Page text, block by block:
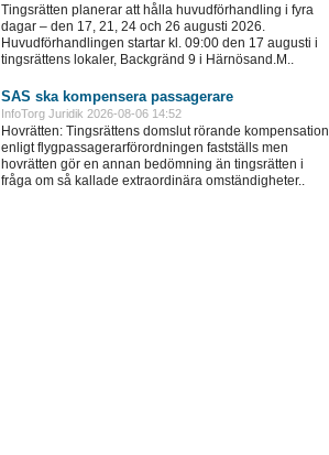
Tingsrätten planerar att hålla huvudförhandling i fyra
dagar – den 17, 21, 24 och 26 augusti 2026.
Huvudförhandlingen startar kl. 09:00 den 17 augusti i
tingsrättens lokaler, Backgränd 9 i Härnösand.M..
SAS ska kompensera passagerare
InfoTorg Juridik 2026-08-06 14:52
Hovrätten: Tingsrättens domslut rörande kompensation
enligt flygpassagerarförordningen fastställs men
hovrätten gör en annan bedömning än tingsrätten i
fråga om så kallade extraordinära omständigheter..